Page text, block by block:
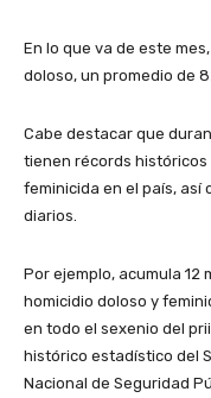
En lo que va de este
doloso, un promedio de
Cabe destacar que
tienen récords históricos
feminicida en el país, así
diarios.
Por ejemplo, acumula 12
homicidio doloso y
en todo el sexenio del
histórico estadístico del
Nacional de Seguridad